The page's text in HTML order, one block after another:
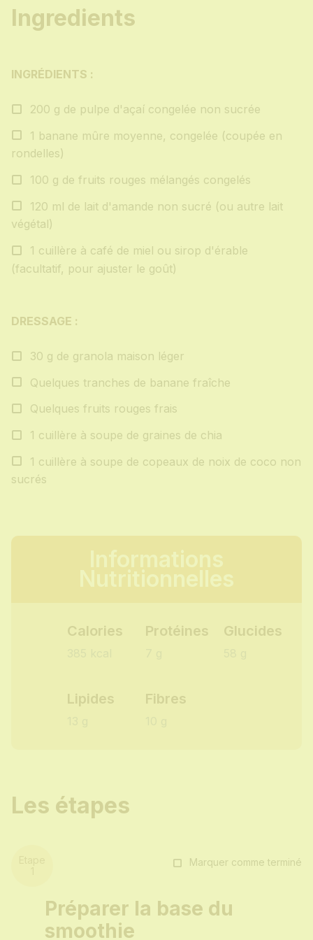
Ingredients
INGRÉDIENTS :
200 g de pulpe d'açaí congelée non sucrée
1 banane mûre moyenne, congelée (coupée en
rondelles)
100 g de fruits rouges mélangés congelés
120 ml de lait d'amande non sucré (ou autre lait
végétal)
1 cuillère à café de miel ou sirop d'érable
(facultatif, pour ajuster le goût)
DRESSAGE :
30 g de granola maison léger
Quelques tranches de banane fraîche
Quelques fruits rouges frais
1 cuillère à soupe de graines de chia
1 cuillère à soupe de copeaux de noix de coco non
sucrés
Informations
Nutritionnelles
Calories Protéines Glucides
Lipides Fibres
Les étapes
Marquer comme terminé
Préparer la base du
smoothie